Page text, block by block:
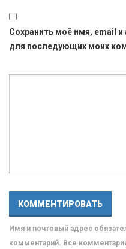
Сохранить моё имя, email и
для последующих моих
Имя и почтовый адрес
комментарий. Все